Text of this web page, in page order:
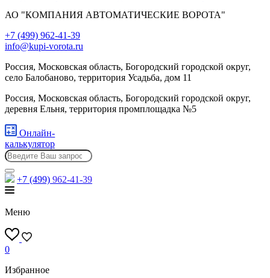
АО "КОМПАНИЯ АВТОМАТИЧЕСКИЕ ВОРОТА"
+7 (499) 962-41-39
info@kupi-vorota.ru
Россия, Московская область, Богородский городской округ,
село Балобаново, территория Усадьба, дом 11
Россия, Московская область, Богородский городской округ,
деревня Ельня, территория промплощадка №5
Онлайн-
калькулятор
+7 (499) 962-41-39
Меню
0
Избранное